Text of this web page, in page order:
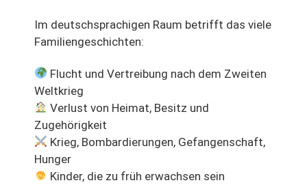
Im deutschsprachigen Raum betrifft das viele
Familiengeschichten:
Flucht und Vertreibung nach dem Zweiten
Weltkrieg
Verlust von Heimat, Besitz und
Zugehörigkeit
Krieg, Bombardierungen, Gefangenschaft,
Hunger
Kinder, die zu früh erwachsen sein